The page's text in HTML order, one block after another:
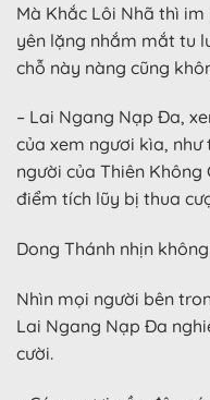
Mà Khắc Lôi Nhã thì
yên lặng nhắm mắt tu
chỗ này nàng cũng
– Lai Ngang Nạp Đa,
của xem ngươi kìa, như
người của Thiên Không
điểm tích lũy bị thua
Dong Thánh nhịn
Nhìn mọi người bên
Lai Ngang Nạp Đa
cười.